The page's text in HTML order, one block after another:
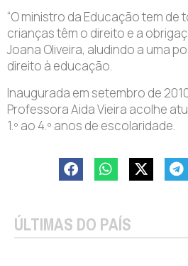
“O ministro da Educação tem de
crianças têm o direito e a
Joana Oliveira, aludindo a uma
direito à educação.
Inaugurada em setembro de
Professora Aida Vieira acolhe
1.º ao 4.º anos de escolaridade.
ÚLTIMAS DO PAÍS